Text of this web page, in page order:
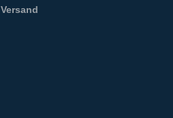
Versand